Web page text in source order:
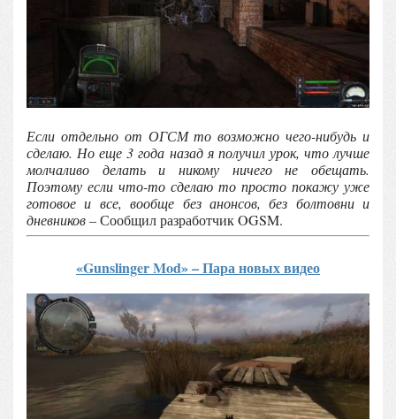
Если отдельно от ОГСМ то возможно чего-нибудь и
сделаю. Но еще 3 года назад я получил урок, что лучше
молчаливо делать и никому ничего не обещать.
Поэтому если что-то сделаю то просто покажу уже
готовое и все, вообще без анонсов, без болтовни и
дневников– Сообщил разработчик OGSM.
«Gunslinger Mod» – Пара новых видео